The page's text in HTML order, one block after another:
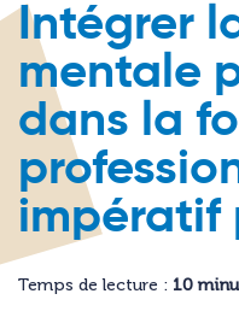
Intégrer
mentale
dans la
impératif
Temps de lecture : 10